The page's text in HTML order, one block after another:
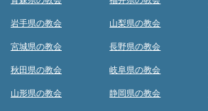
岩手県の教会
宮城県の教会
秋田県の教会
山形県の教会
山梨県の教会
長野県の教会
岐阜県の教会
静岡県の教会